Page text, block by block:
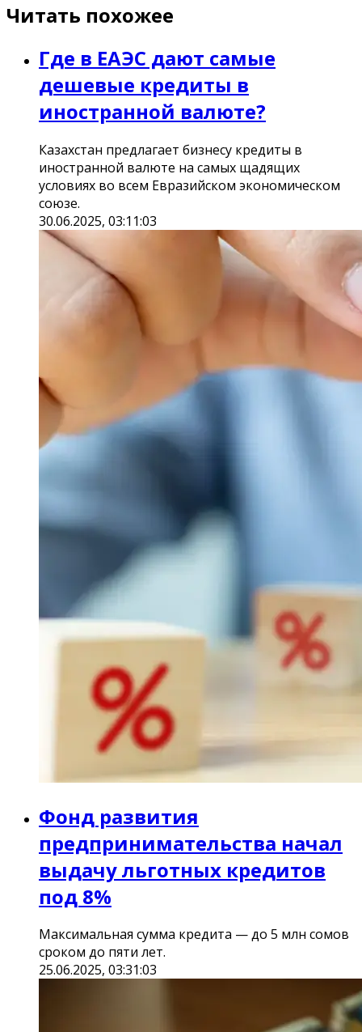
Читать похожее
Где в ЕАЭС дают самые
дешевые кредиты в
иностранной валюте?
Казахстан предлагает бизнесу кредиты в
иностранной валюте на самых щадящих
условиях во всем Евразийском экономическом
союзе.
30.06.2025, 03:11:03
Фонд развития
предпринимательства начал
выдачу льготных кредитов
под 8%
Максимальная сумма кредита — до 5 млн сомов
сроком до пяти лет.
25.06.2025, 03:31:03